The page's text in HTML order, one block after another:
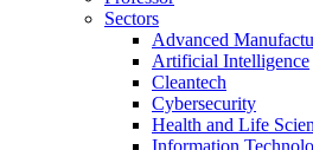
Sectors
Advanced
Artificial Intelligence
Cleantech
Cybersecurity
Health and Life
Information